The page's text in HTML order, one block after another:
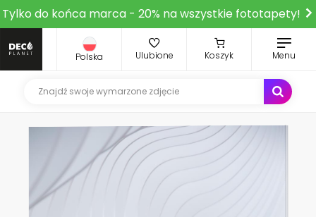
Tylko do końca marca - 20% na wszystkie fototapety!
Polska Ulubione Koszyk Menu